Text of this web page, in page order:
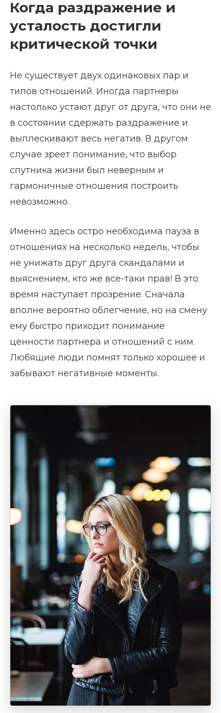
Когда раздражение и
усталость достигли
критической точки
Не существует двух одинаковых пар и
типов отношений. Иногда партнеры
настолько устают друг от друга, что они не
в состоянии сдержать раздражение и
выплескивают весь негатив. В другом
случае зреет понимание, что выбор
спутника жизни был неверным и
гармоничные отношения построить
невозможно.
Именно здесь остро необходима пауза в
отношениях на несколько недель, чтобы
не унижать друг друга скандалами и
выяснением, кто же все-таки прав! В это
время наступает прозрение. Сначала
вполне вероятно облегчение, но на смену
ему быстро приходит понимание
ценности партнера и отношений с ним.
Любящие люди помнят только хорошее и
забывают негативные моменты.